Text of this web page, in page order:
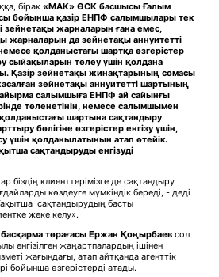
бірақ «МАК» ӨСК басшысы Ғалым
бойынша қазір ЕНПФ салымшылары тек
зейнетақы жарналарын ғана емес,
жарналарын да зейнетақы аннуитетті
қолданыстағы шартқа өзгерістер
сыйақыларын төлеу үшін қолдана
Қазір зейнетақы жинақтарының сомасы
зейнетақы аннуитетті шартының
айырма салымшыға ЕНПФ ай сайынғы
төленетінін, немесе салымшымен
шартына сақтандыру
бөлігіне өзгерістер енгізу үшін,
үшін қолданылатынын атап өтейік.
сақтандыруды енгізуді
біздің клиенттерімізге де сақтандыру
көздеуге мүмкіндік береді, - деді
сақтандырудың басты
жеке келу».
төрағасы Ержан Қоңырбаев сол
енгізілген жаңартпалардың ішінен
жағындағы, атап айтқанда агенттік
бойынша өзгерістерді атады.